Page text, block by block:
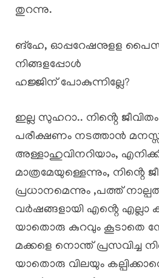
തുറന്നു.
ങ്ഹേ, ഓപ്പറേഷനുളള
നിങ്ങളപ്പോൾ
ഹജ്ജിന് പോകുന്നില്ലേ?
ഇല്ല സുഹറാ.. നിൻ്റെ
പരീക്ഷണം നടത്താൻ
അള്ളാഹുവിനറിയാം,
മാത്രമേയുള്ളെന്നും,
പ്രധാനമെന്നും ,പത്ത്
വർഷങ്ങളായി എൻ്റെ എല്ലാ
യാതൊരു കുറവും കൂടാതെ
മക്കളെ നൊന്ത് പ്രസവിച്ച
യാതൊരു വിലയും